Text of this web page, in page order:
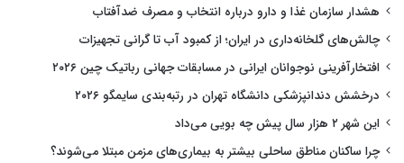
هشدار سازمان غذا و دارو درباره انتخاب و مصرف ضدآفتاب
چالش‌های گلخانه‌داری در ایران؛ از کمبود آب تا گرانی تجهیزات
افتخارآفرینی نوجوانان ایرانی در مسابقات جهانی رباتیک چین ۲۰۲۶
درخشش دندانپزشکی دانشگاه تهران در رتبه‌بندی سایمگو ۲۰۲۶
این شهر ۲ هزار سال پیش چه بویی می‌داد
چرا ساکنان مناطق ساحلی بیشتر به بیماری‌های مزمن مبتلا می‌شوند؟